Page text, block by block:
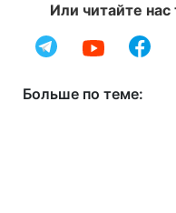
Или читайте нас
Больше по теме: